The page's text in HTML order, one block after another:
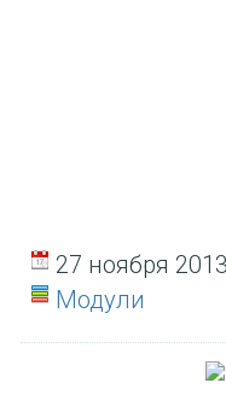
27 ноября
Модули